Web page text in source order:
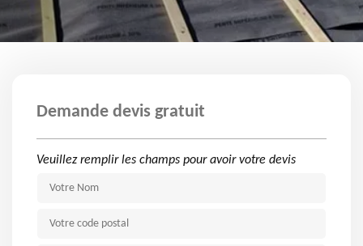
Demande devis gratuit
Veuillez remplir les champs pour avoir votre devis